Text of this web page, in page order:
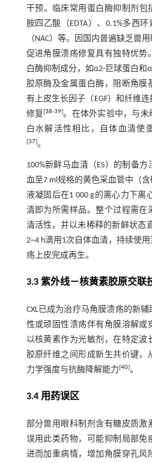
干预。临床常用蛋白酶抑制剂包
胺四乙酸（EDTA）、0.1%多西
（NAC）等。因国内普遍缺乏兽
促进角膜溃疡修复具有独特优势
白酶抑制成分，如α2-巨球蛋白和
胶原酶及金属蛋白酶，阻断角膜
有上皮生长因子（EGF）和纤维
修复[38-39]。在体外实验中，与未
白水解活性相比，自体血清使
[37]。
100%新鲜马血清（ES）的制备
血至7 ml规格的黄色采血管中（
液凝固后在1 000 g的离心力下离
清即为所需样品。整个过程需在
清活性，并以未稀释的新鲜状态
2~4 h滴用1次自体血清，持续使
疡上皮完成再生。
3.3 紫外线－核黄素胶原交联
CXL已成为治疗马角膜溃疡的新
性或顽固性溃疡伴有角膜溶解或
以核黄素作为光敏剂，在特定波
胶原纤维之间形成新生共价键，
力学强度与抗酶降解能力[40]。
3.4 用药误区
部分兽用眼科制剂含有糖皮质激
误用此类药物，可能抑制局部免
进而加重病情，增加角膜穿孔风